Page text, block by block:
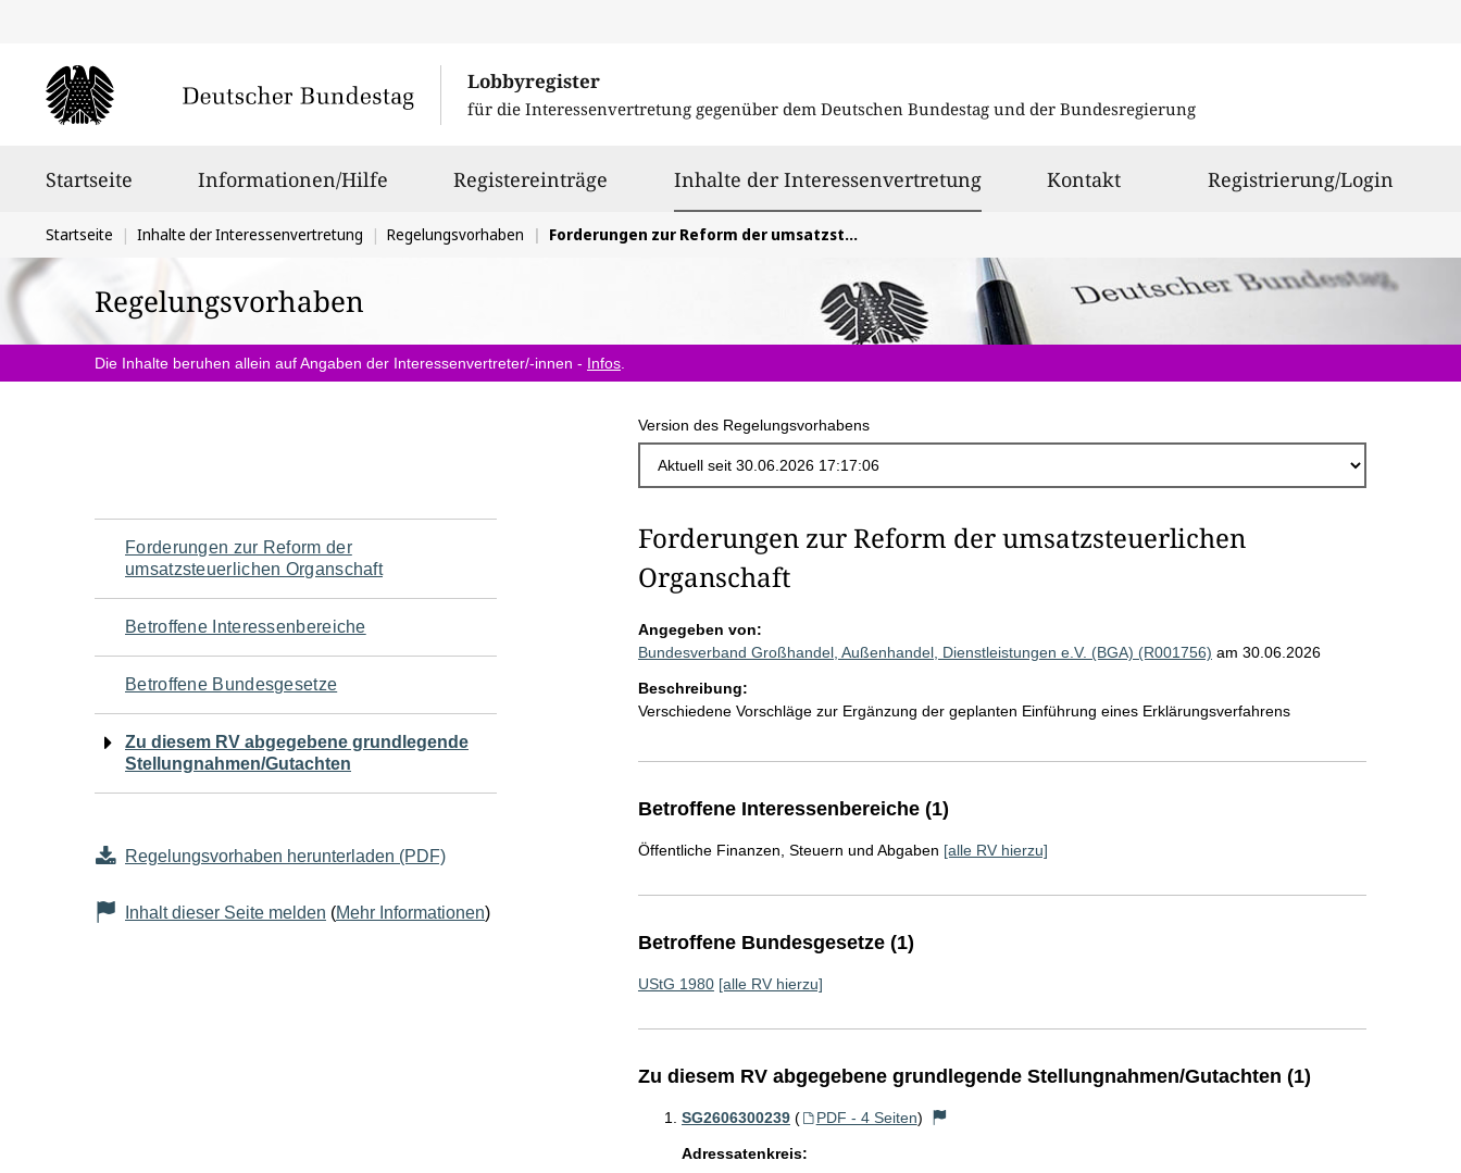
Lobbyregister
für die Interessenvertretung gegenüber dem Deutschen Bundestag und der Bundesregierung
Startseite Informationen/Hilfe Registereinträge Inhalte der Interessenvertretungausgewählt
Kontakt Registrierung/Login
Sie
befinden
sich
hier:
Startseite Inhalte der Interessenvertretung Regelungsvorhaben Forderungen zur Reform der umsatzsteuerlichen Organschaft
Regelungsvorhaben
Die Inhalte beruhen allein auf Angaben der Interessenvertreter/-innen - Infos
Version des Regelungsvorhabens
Navigation
für
den
Seiteninhalt
Forderungen zur Reform der
umsatzsteuerlichen Organschaft
Betroffene Interessenbereiche
Betroffene Bundesgesetze
Zu diesem RV abgegebene grundlegende
Stellungnahmen/Gutachten
Regelungsvorhaben herunterladen (PDF)
Inhalt dieser Seite melden (Mehr Informationen)
Forderungen zur Reform der umsatzsteuerlichen
Organschaft
Angegeben von:
Bundesverband Großhandel, Außenhandel, Dienstleistungen e.V. (BGA) (R001756) am 30.06.2026
Beschreibung:
Verschiedene Vorschläge zur Ergänzung der geplanten Einführung eines Erklärungsverfahrens
Betroffene Interessenbereiche (1)
Öffentliche Finanzen, Steuern und Abgaben [alle RV hierzu]
Betroffene Bundesgesetze (1)
UStG 1980 [alle RV hierzu]
Zu diesem RV abgegebene grundlegende Stellungnahmen/Gutachten (1)
SG2606300239 ( PDF - 4 Seiten)
Adressatenkreis: